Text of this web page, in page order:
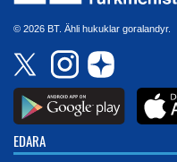
© 2026 BT. Ähli hukuklar goralandyr.
EDARA